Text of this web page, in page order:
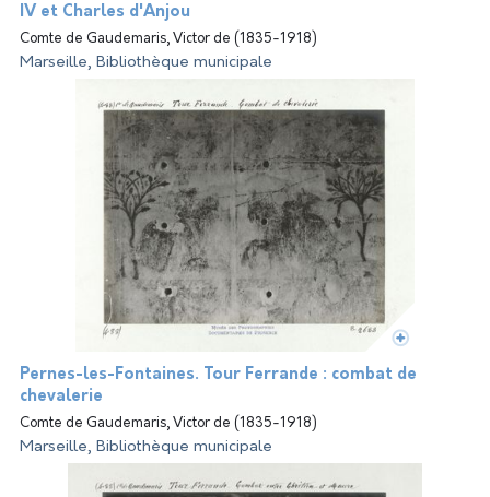
IV et Charles d'Anjou
Comte de Gaudemaris, Victor de (1835-1918)
Marseille, Bibliothèque municipale
Pernes-les-Fontaines. Tour Ferrande : combat de
chevalerie
Comte de Gaudemaris, Victor de (1835-1918)
Marseille, Bibliothèque municipale